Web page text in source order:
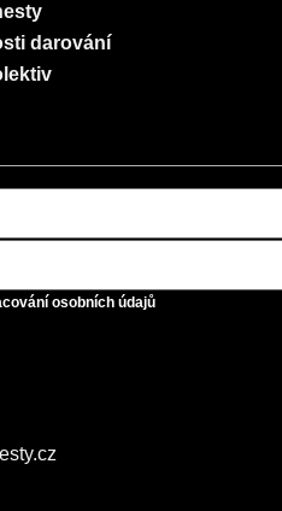
darování
osobních údajů